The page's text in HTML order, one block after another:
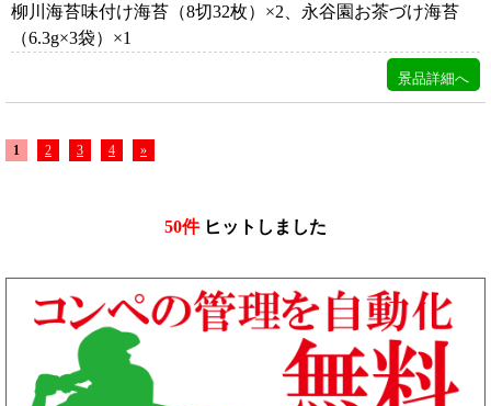
柳川海苔味付け海苔（8切32枚）×2、永谷園お茶づけ海苔
（6.3g×3袋）×1
1 2 3 4 »
50件ヒットしました